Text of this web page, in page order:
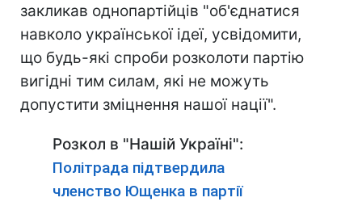
закликав однопартійців "об'єднатися
навколо української ідеї, усвідомити,
що будь-які спроби розколоти партію
вигідні тим силам, які не можуть
допустити зміцнення нашої нації".
Розкол в "Нашій Україні":
Політрада підтвердила
членство Ющенка в партії